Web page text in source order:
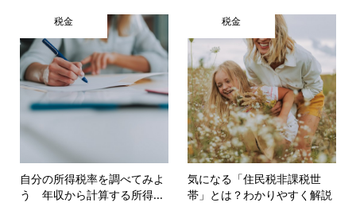
税金
自分の所得税率を調べてみよ
う 年収から計算する所得...
税金
気になる「住民税非課税世
帯」とは？わかりやすく解説